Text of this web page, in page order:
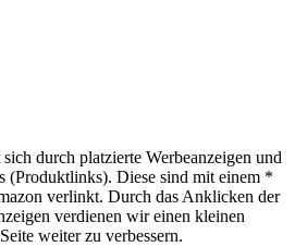
durch platzierte Werbeanzeigen und
(Produktlinks). Diese sind mit einem *
verlinkt. Durch das Anklicken der
verdienen wir einen kleinen
weiter zu verbessern.